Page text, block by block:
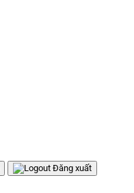
Đăng xuất